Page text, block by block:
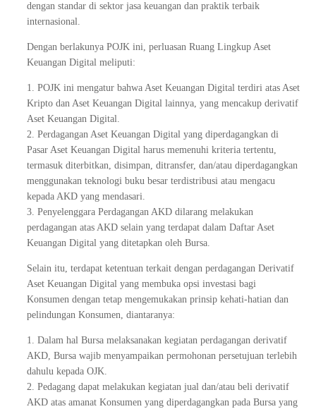
dengan standar di sektor jasa keuangan dan praktik terbaik
internasional.
Dengan berlakunya POJK ini, perluasan Ruang Lingkup Aset
Keuangan Digital meliputi:
1. POJK ini mengatur bahwa Aset Keuangan Digital terdiri atas Aset
Kripto dan Aset Keuangan Digital lainnya, yang mencakup derivatif
Aset Keuangan Digital.
2. Perdagangan Aset Keuangan Digital yang diperdagangkan di
Pasar Aset Keuangan Digital harus memenuhi kriteria tertentu,
termasuk diterbitkan, disimpan, ditransfer, dan/atau diperdagangkan
menggunakan teknologi buku besar terdistribusi atau mengacu
kepada AKD yang mendasari.
3. Penyelenggara Perdagangan AKD dilarang melakukan
perdagangan atas AKD selain yang terdapat dalam Daftar Aset
Keuangan Digital yang ditetapkan oleh Bursa.
Selain itu, terdapat ketentuan terkait dengan perdagangan Derivatif
Aset Keuangan Digital yang membuka opsi investasi bagi
Konsumen dengan tetap mengemukakan prinsip kehati-hatian dan
pelindungan Konsumen, diantaranya:
1. Dalam hal Bursa melaksanakan kegiatan perdagangan derivatif
AKD, Bursa wajib menyampaikan permohonan persetujuan terlebih
dahulu kepada OJK.
2. Pedagang dapat melakukan kegiatan jual dan/atau beli derivatif
AKD atas amanat Konsumen yang diperdagangkan pada Bursa yang